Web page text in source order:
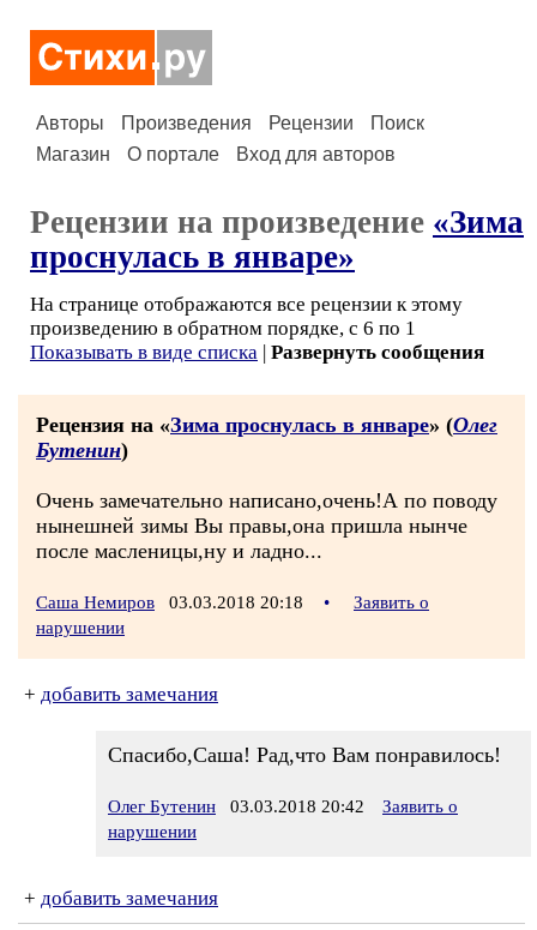
Авторы Произведения Рецензии
Поиск
Магазин
О портале Вход для авторов
Рецензии на произведение «Зима
проснулась в январе»
На странице отображаются все рецензии к этому
произведению в обратном порядке, с 6 по 1
Показывать в виде списка | Развернуть сообщения
Рецензия на «Зима проснулась в январе» (Олег
Бутенин)
Очень замечательно написано,очень!А по поводу
нынешней зимы Вы правы,она пришла нынче
после масленицы,ну и ладно...
Саша Немиров 03.03.2018 20:18 •
Заявить о
нарушении
+ добавить замечания
Спасибо,Саша! Рад,что Вам понравилось!
Олег Бутенин 03.03.2018 20:42
Заявить о
нарушении
+ добавить замечания